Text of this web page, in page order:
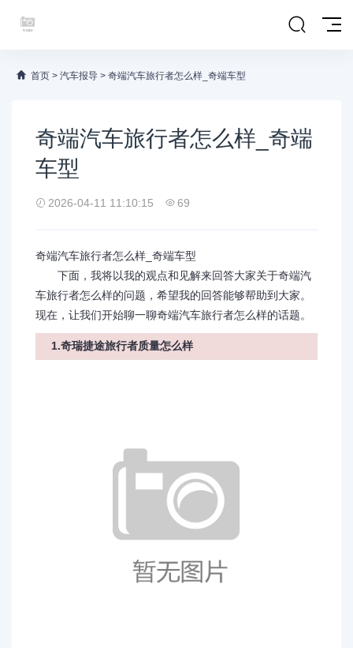
首页 > 汽车报导 > 奇端汽车旅行者怎么样_奇端车型
奇端汽车旅行者怎么样_奇端
车型
2026-04-11 11:10:15 69
奇端汽车旅行者怎么样_奇端车型
下面，我将以我的观点和见解来回答大家关于奇端汽
车旅行者怎么样的问题，希望我的回答能够帮助到大家。
现在，让我们开始聊一聊奇端汽车旅行者怎么样的话题。
1.奇瑞捷途旅行者质量怎么样